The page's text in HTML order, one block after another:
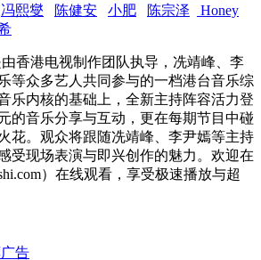
冯熙燮 陈健安 小肥 陈宗泽
Honey
由香港电视制作团队执导，冼靖峰、李
等众多艺人共同参与的一档港台音乐综
乐内核的基础上，全新主持阵容活力登
的音乐分享与互动，更在每期节目中碰
花。观众将跟随冼靖峰、李尹嫣等主持
受现场表演与即兴创作的魅力。欢迎在
）在线观看，享受极速播放与超